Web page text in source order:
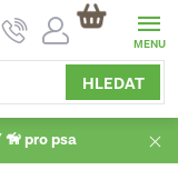
HLEDAT
NÁKUPNÍ
KOŠÍK
🦮 pro psa